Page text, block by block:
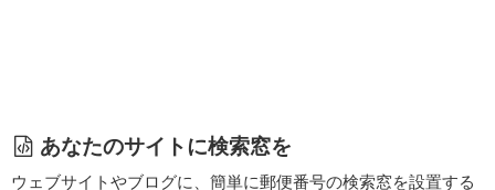
あなたのサイトに検索窓を
ウェブサイトやブログに、簡単に郵便番号の検索窓を設置する